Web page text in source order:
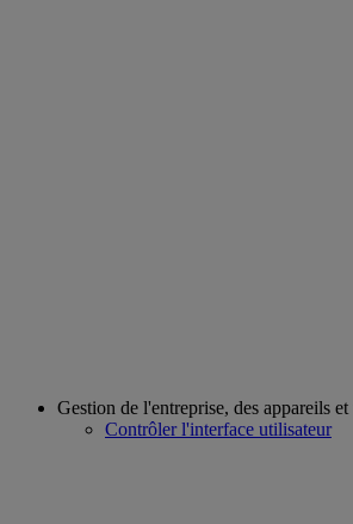
Gestion de l'entreprise, des appareils
Contrôler l'interface utilisateur